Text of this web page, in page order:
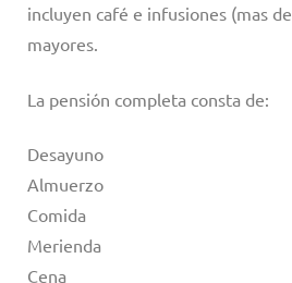
incluyen café e infusiones (mas
mayores.
La pensión completa consta de:
Desayuno
Almuerzo
Comida
Merienda
Cena